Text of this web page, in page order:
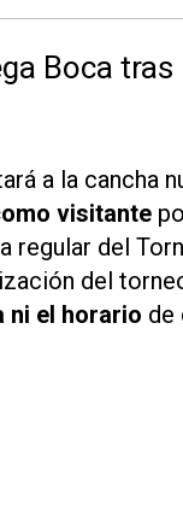
Boca
a la cancha
visitante
regular del
del
ni el horario de